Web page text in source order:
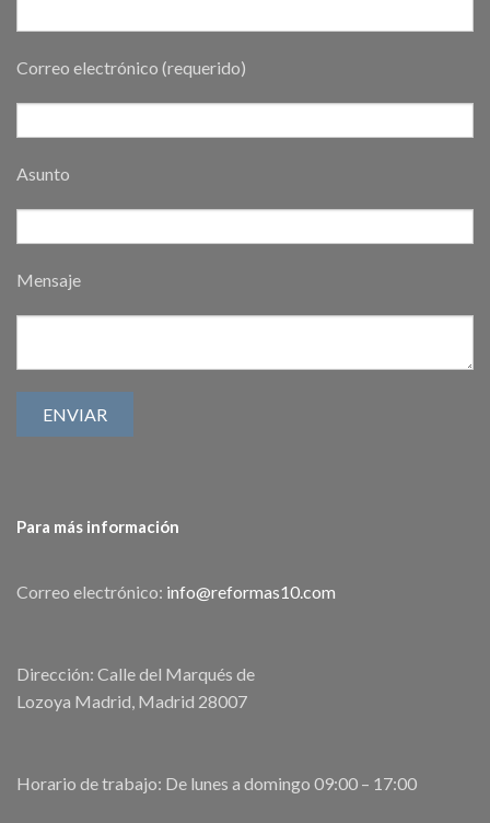
Correo electrónico (requerido)
Asunto
Mensaje
Para más información
Correo electrónico: info@reformas10.com
Dirección: Calle del Marqués de
Lozoya Madrid, Madrid 28007
Horario de trabajo: De lunes a domingo 09:00 – 17:00